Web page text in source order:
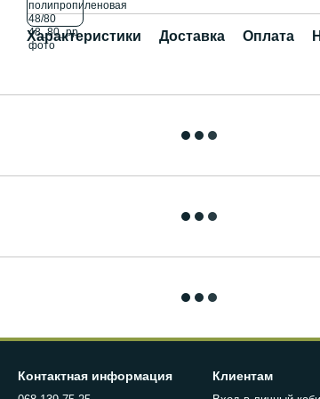
Характеристики Доставка Оплата
Контактная информация Клиентам